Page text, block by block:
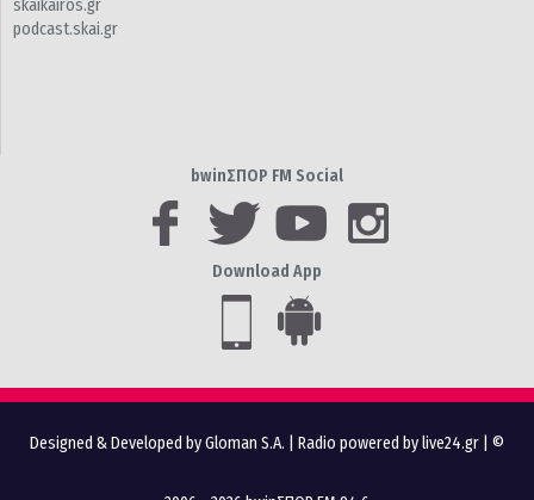
skaikairos.gr
podcast.skai.gr
bwinΣΠΟΡ FM Social
Download App
Designed & Developed by Gloman S.A. Radio powered by live24.gr | ©